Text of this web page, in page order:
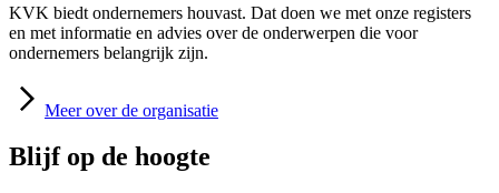
KVK biedt ondernemers houvast. Dat doen we met onze registers
en met informatie en advies over de onderwerpen die voor
ondernemers belangrijk zijn.
Meer over de organisatie
Blijf op de hoogte